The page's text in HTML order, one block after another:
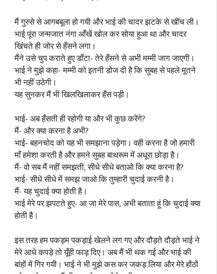
मैं गुस्से से आगबबूला हो गयी और भाई की चादर झटके से खींच ली।
भाई पूरा जन्मजात नंगा आँखें खोल कर सोया हुआ था और चादर
खिंचते ही जोर से हँसने लगा।
मैंने उसे चुप कराते हुए डाँटा- तेरे हँसने से अभी मम्मी जाग जाएगी।
भाई ने मुझे कहा- मम्मी को इतनी डोज दी है कि सुबह से पहले मूतने
भी नहीं उठेगी।
यह सुनकर मैं भी खिलखिलाकर हँस पड़ी।
भाई- अब हँसती ही रहोगी या और भी कुछ करेंगे?
मैं- और क्या करना है अभी?
भाई- बहनचोद को यह भी समझाना पड़ेगा। वही करना है जो हमारी
माँ हमेशा करती है और हमने सुबह बाथरूम में अधूरा छोड़ा है।
मैं- वो सब मैं नहीं समझती, सीधे सीधे बताओ कि क्या करना है?
भाई- सीधे सीधे में समझ जाओ कि तुम्हारी चुदाई करनी है।
मैं- यह चुदाई क्या होती है।
भाई मेरे पर झपटते हुए- आ जा मेरे पास, अभी बताता हूं कि चुदाई क्या
होती है।
इस तरह हम पकड़म पकड़ाई खेलने लग गए और दौड़ते दौड़ते भाई ने
मेरे आधे कपड़े तो यूँही फाड़ दिए। अब मैं भी थक गई और भाई की
बांहों में गिर गयी। भाई ने भी मुझे कस कर जकड़ लिया और मेरे होंठों